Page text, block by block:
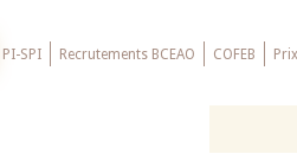
PI-SPI Recrutements BCEAO COFEB